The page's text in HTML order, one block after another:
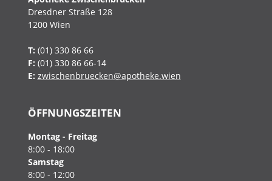
Dresdner Straße 128
1200 Wien
T: (01) 330 86 66
F: (01) 330 86 66-14
E: zwischenbruecken@apotheke.wien
ÖFFNUNGSZEITEN
Montag - Freitag
8:00 - 18:00
Samstag
8:00 - 12:00